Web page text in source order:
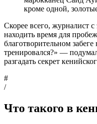
кроме одной,
Скорее всего, журналист
находить время для
благотворительном
тренировался?» —
разгадать секрет
#
/
Что такого в